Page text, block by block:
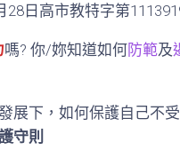
日高市教特字第
嗎? 你/妳知道如何防範及
展下，如何保護自己不受
守則